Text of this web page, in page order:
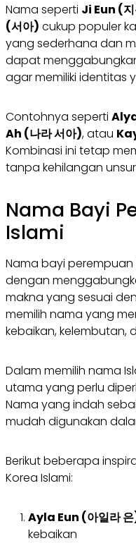
Nama seperti Ji Eun (
(서아) cukup populer
yang sederhana dan
dapat
agar memiliki identitas
Contohnya seperti
Ah (나라 서아), atau
Kombinasi ini tetap
tanpa kehilangan
Nama Bayi
Islami
Nama bayi
dengan
makna yang sesuai
memilih nama yang
kebaikan, kelembutan,
Dalam memilih nama
utama yang perlu
Nama yang indah
mudah digunakan
Berikut beberapa
Korea Islami:
Ayla Eun (아일라
kebaikan